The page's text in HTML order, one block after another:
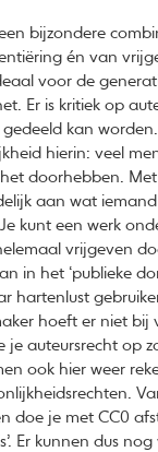
bijzondere
én van
voor de
Er is kritiek op
kan
hierin: veel
doorhebben.
aan wat
kunt een werk
vrijgeven
in het ‘publieke
hartenlust
hoeft er niet bij
je auteursrecht op
ook hier weer
doe je met CC0
Er kunnen dus nog